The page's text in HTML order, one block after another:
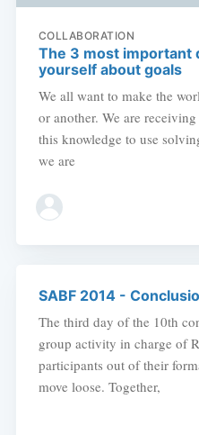
COLLABORATION
The 3 most important
yourself about goals
We all want to make the
or another. We are
this knowledge to use
we are
SABF 2014 -
The third day of the 10th
group activity in charge of
participants out of their
move loose. Together,